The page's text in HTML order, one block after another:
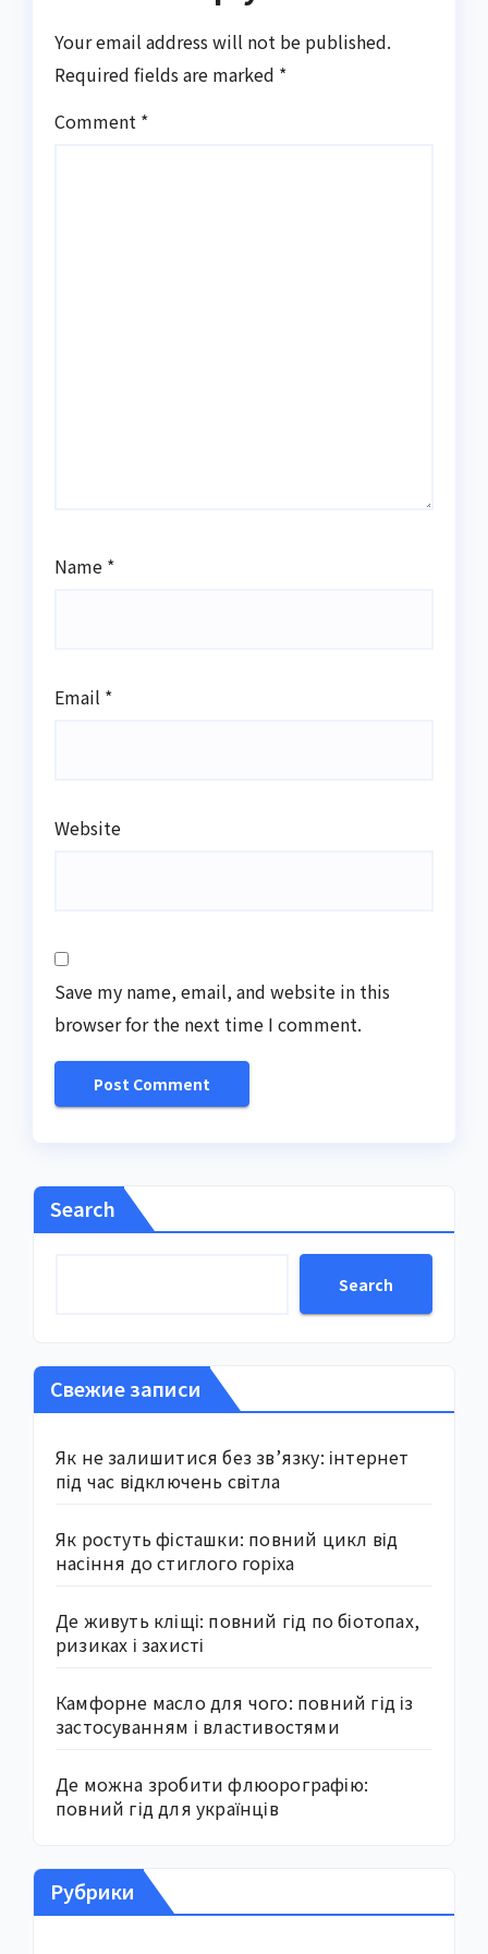
Your email address will not be published.
Required fields are marked *
Comment *
Name *
Email *
Website
Save my name, email, and website in this
browser for the next time I comment.
Search
Search
Свежие записи
Як не залишитися без зв’язку: інтернет
під час відключень світла
Як ростуть фісташки: повний цикл від
насіння до стиглого горіха
Де живуть кліщі: повний гід по біотопах,
ризиках і захисті
Камфорне масло для чого: повний гід із
застосуванням і властивостями
Де можна зробити флюорографію:
повний гід для українців
Рубрики